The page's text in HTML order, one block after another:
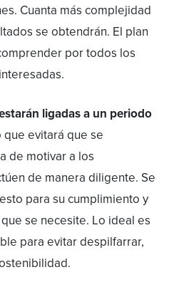
Cuanta más complejidad
se obtendrán. El plan
por todos los
ligadas a un periodo
que evitará que se
de motivar a los
de manera diligente. Se
para su cumplimiento y
se necesite. Lo ideal es
para evitar despilfarrar,